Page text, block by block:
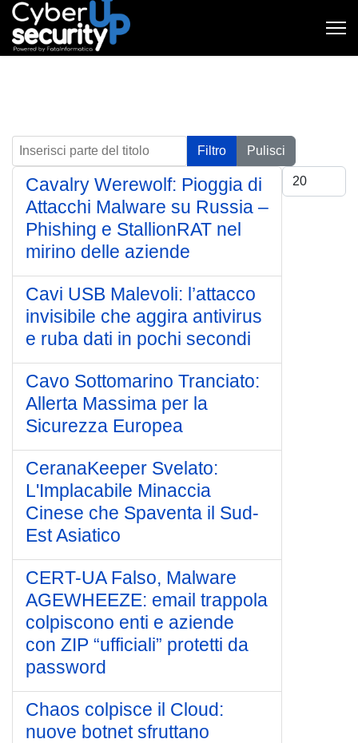
Inserisci parte del titolo Filtro
Pulisci
Visualizza #
Cavalry Werewolf: Pioggia di
Attacchi Malware su Russia –
Phishing e StallionRAT nel
mirino delle aziende
Cavi USB Malevoli: l’attacco
invisibile che aggira antivirus
e ruba dati in pochi secondi
Cavo Sottomarino Tranciato:
Allerta Massima per la
Sicurezza Europea
CeranaKeeper Svelato:
L'Implacabile Minaccia
Cinese che Spaventa il Sud-
Est Asiatico
CERT-UA Falso, Malware
AGEWHEEZE: email trappola
colpiscono enti e aziende
con ZIP “ufficiali” protetti da
password
Chaos colpisce il Cloud:
nuove botnet sfruttano